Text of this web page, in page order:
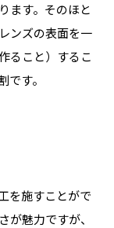
ます。そのほと
ンズの表面を一
ること）するこ
す。
を施すことがで
魅力ですが、